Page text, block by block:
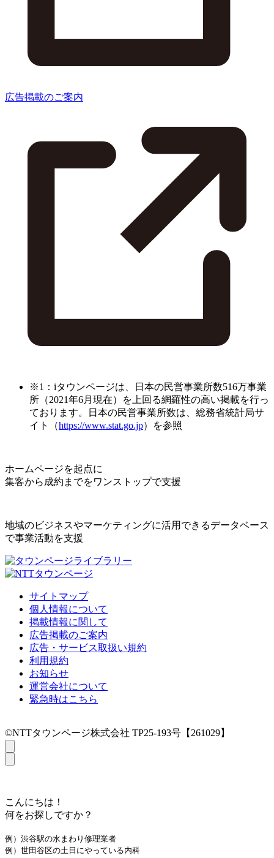
広告掲載のご案内
※1：iタウンページは、日本の民営事業所数516万事業
所（2021年6月現在）を上回る網羅性の高い掲載を行っ
ております。日本の民営事業所数は、総務省統計局サ
イト（https://www.stat.go.jp）を参照
ホームページを起点に
集客から成約までをワンストップで支援
地域のビジネスやマーケティングに活用できるデータベース
で事業活動を支援
サイトマップ
個人情報について
掲載情報に関して
広告掲載のご案内
広告・サービス取扱い規約
利用規約
お知らせ
運営会社について
緊急時はこちら
©NTTタウンページ株式会社 TP25-193号【261029】
こんにちは！
何をお探しですか？
例）渋谷駅の水まわり修理業者
例）世田谷区の土日にやっている内科